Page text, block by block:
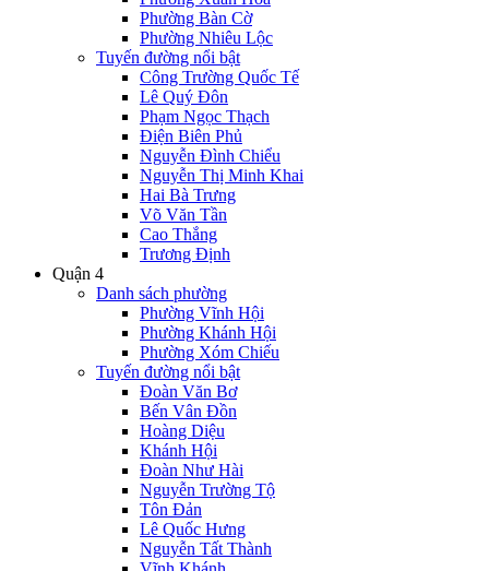
Phường Bàn Cờ
Phường Nhiêu Lộc
Tuyến đường nổi bật
Công Trường Quốc Tế
Lê Quý Đôn
Phạm Ngọc Thạch
Điện Biên Phủ
Nguyễn Đình Chiểu
Nguyễn Thị Minh Khai
Hai Bà Trưng
Võ Văn Tần
Cao Thắng
Trương Định
Quận 4
Danh sách phường
Phường Vĩnh Hội
Phường Khánh Hội
Phường Xóm Chiếu
Tuyến đường nổi bật
Đoàn Văn Bơ
Bến Vân Đồn
Hoàng Diệu
Khánh Hội
Đoàn Như Hài
Nguyễn Trường Tộ
Tôn Đản
Lê Quốc Hưng
Nguyễn Tất Thành